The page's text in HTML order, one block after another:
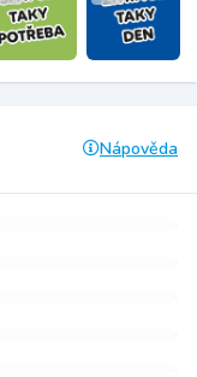
Nápověda